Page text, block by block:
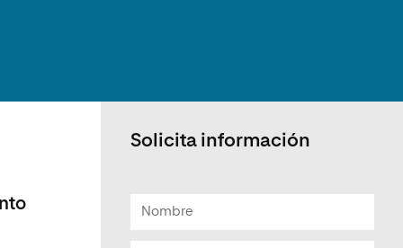
Solicita información